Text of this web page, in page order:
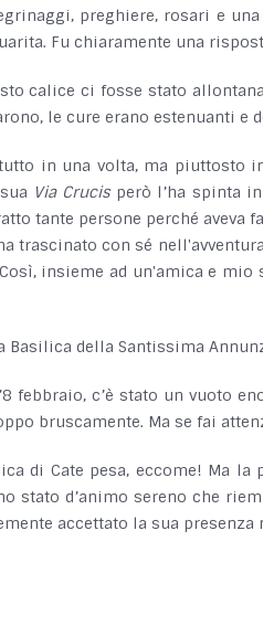
preghiere, rosari e
Fu chiaramente una
calice ci fosse stato
le cure erano estenuanti
in una volta, ma piuttosto
Via Crucisperò l’ha spinta in
tante persone perché
trascinato con sé
insieme ad un'amica e
Basilica della Santissima
febbraio, c’è stato un vuoto
bruscamente. Ma se fai
di Cate pesa, eccome! Ma
stato d’animo sereno che
accettato la sua